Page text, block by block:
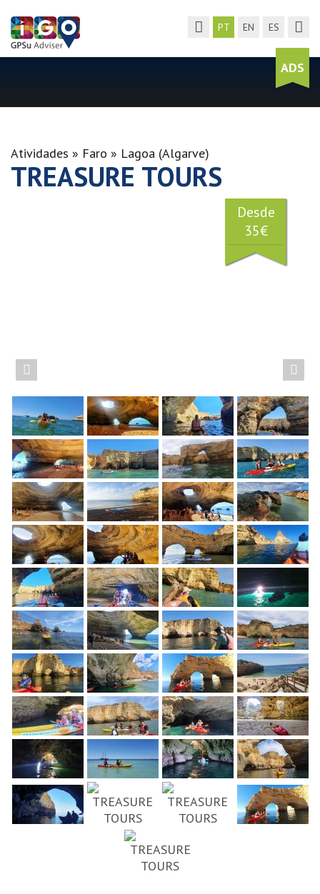
Toggle menu
PT EN ES
ADS
Atividades Faro Lagoa (Algarve)
TREASURE TOURS
Desde
35€